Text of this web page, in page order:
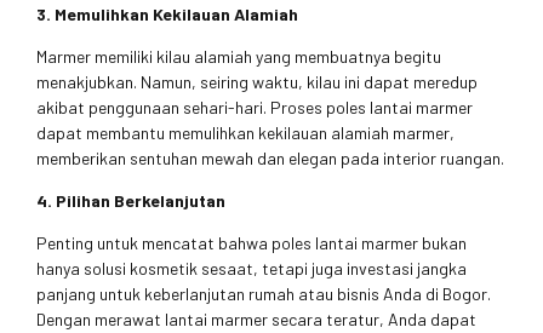
3. Memulihkan Kekilauan Alamiah
Marmer memiliki kilau alamiah yang membuatnya begitu
menakjubkan. Namun, seiring waktu, kilau ini dapat meredup
akibat penggunaan sehari-hari. Proses poles lantai marmer
dapat membantu memulihkan kekilauan alamiah marmer,
memberikan sentuhan mewah dan elegan pada interior ruangan.
4. Pilihan Berkelanjutan
Penting untuk mencatat bahwa poles lantai marmer bukan
hanya solusi kosmetik sesaat, tetapi juga investasi jangka
panjang untuk keberlanjutan rumah atau bisnis Anda di Bogor.
Dengan merawat lantai marmer secara teratur, Anda dapat